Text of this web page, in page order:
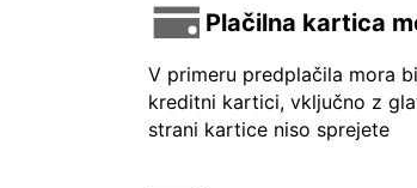
Plačilna kartica
V primeru predplačila mora
kreditni kartici, vključno z
strani kartice niso sprejete